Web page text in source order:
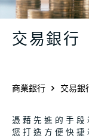
交易銀行
商業銀行 交易銀
憑藉先進的手
您打造方便快